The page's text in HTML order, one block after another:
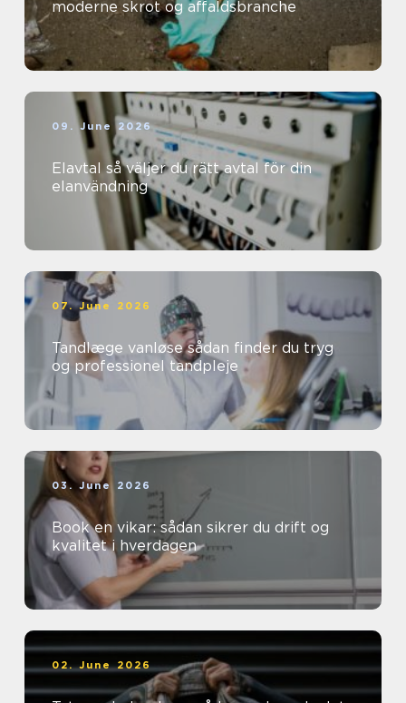
moderne skrot og affaldsbranche
09. June 2026
Elavtal så väljer du rätt avtal för din
elanvändning
07. June 2026
Tandlæge vanløse sådan finder du tryg
og professionel tandpleje
03. June 2026
Book en vikar: sådan sikrer du drift og
kvalitet i hverdagen
02. June 2026